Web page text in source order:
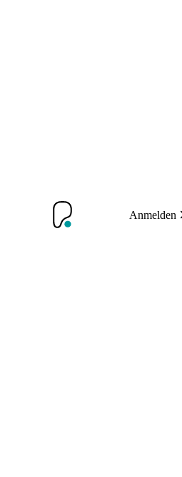
Anmelden